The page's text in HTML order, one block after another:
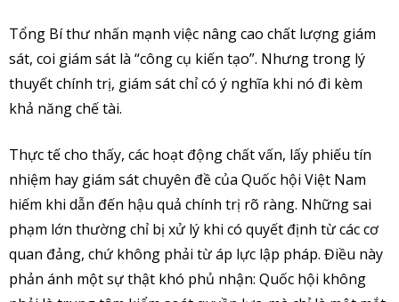
Tổng Bí thư nhấn mạnh việc nâng cao chất lượng giám
sát, coi giám sát là “công cụ kiến tạo”. Nhưng trong lý
thuyết chính trị, giám sát chỉ có ý nghĩa khi nó đi kèm
khả năng chế tài.
Thực tế cho thấy, các hoạt động chất vấn, lấy phiếu tín
nhiệm hay giám sát chuyên đề của Quốc hội Việt Nam
hiếm khi dẫn đến hậu quả chính trị rõ ràng. Những sai
phạm lớn thường chỉ bị xử lý khi có quyết định từ các cơ
quan đảng, chứ không phải từ áp lực lập pháp. Điều này
phản ánh một sự thật khó phủ nhận: Quốc hội không